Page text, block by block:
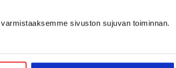
sivuston sujuvan toiminnan.